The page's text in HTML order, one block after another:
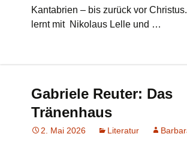
Kantabrien – bis zurück vor
lernt mit Nikolaus Lelle und …
Gabriele Reuter: Das
Tränenhaus
2. Mai 2026 Literatur